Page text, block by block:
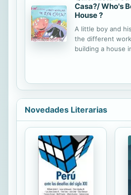
sorted once and
Casa?/ Who's
House ?
A little boy and
the different
building a house
and how each
connected to all
Novedades Literarias